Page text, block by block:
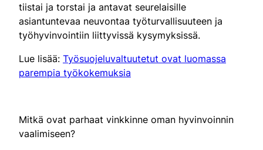
tiistai ja torstai ja antavat seurelaisille
asiantuntevaa neuvontaa työturvallisuuteen ja
työhyvinvointiin liittyvissä kysymyksissä.
Lue lisää: Työsuojeluvaltuutetut ovat luomassa
parempia työkokemuksia
Mitkä ovat parhaat vinkkinne oman hyvinvoinnin
vaalimiseen?